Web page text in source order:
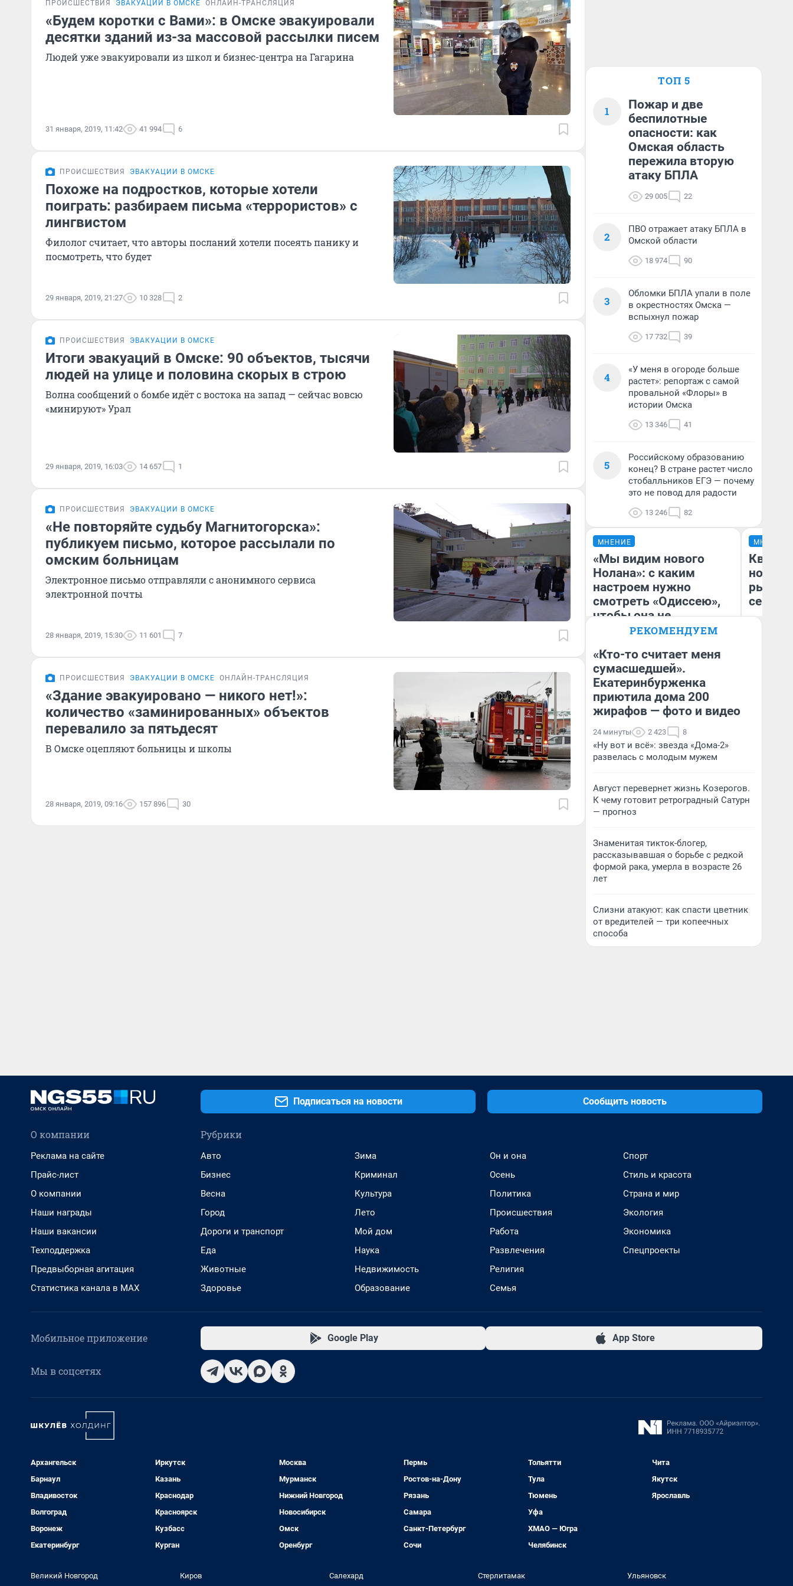
ПРОИСШЕСТВИЯ ЭВАКУАЦИИ В ОМСКЕ ОНЛАЙН-ТРАНСЛЯЦИЯ
«Будем коротки с Вами»: в Омске эвакуировали
десятки зданий из-за массовой рассылки писем
Людей уже эвакуировали из школ и бизнес-центра на Гагарина
31 января, 2019, 11:42 41 994 6
ПРОИСШЕСТВИЯ ЭВАКУАЦИИ В ОМСКЕ
Похоже на подростков, которые хотели
поиграть: разбираем письма «террористов» с
лингвистом
Филолог считает, что авторы посланий хотели посеять панику и
посмотреть, что будет
29 января, 2019, 21:27 10 328 2
ПРОИСШЕСТВИЯ ЭВАКУАЦИИ В ОМСКЕ
Итоги эвакуаций в Омске: 90 объектов, тысячи
людей на улице и половина скорых в строю
Волна сообщений о бомбе идёт с востока на запад — сейчас вовсю
«минируют» Урал
29 января, 2019, 16:03 14 657 1
ПРОИСШЕСТВИЯ ЭВАКУАЦИИ В ОМСКЕ
«Не повторяйте судьбу Магнитогорска»:
публикуем письмо, которое рассылали по
омским больницам
Электронное письмо отправляли с анонимного сервиса
электронной почты
28 января, 2019, 15:30 11 601 7
ПРОИСШЕСТВИЯ ЭВАКУАЦИИ В ОМСКЕ ОНЛАЙН-ТРАНСЛЯЦИЯ
«Здание эвакуировано — никого нет!»:
количество «заминированных» объектов
перевалило за пятьдесят
В Омске оцепляют больницы и школы
28 января, 2019, 09:16 157 896 30
ТОП 5
1
Пожар и две
беспилотные
опасности: как
Омская область
пережила вторую
атаку БПЛА
29 005 22
2
ПВО отражает атаку БПЛА в
Омской области
18 974 90
3
Обломки БПЛА упали в поле
в окрестностях Омска —
вспыхнул пожар
17 732 39
4
«У меня в огороде больше
растет»: репортаж с самой
провальной «Флоры» в
истории Омска
13 346 41
5
Российскому образованию
конец? В стране растет число
стобалльников ЕГЭ — почему
это не повод для радости
13 246 82
МНЕНИЕ
«Мы видим нового
Нолана»: с каким
настроем нужно
смотреть «Одиссею»,
чтобы она не
выглядела как фиаско
Надежда Губарь
МНЕНИЕ
но
рынок
РЕКОМЕНДУЕМ
«Кто-то считает меня
сумасшедшей».
Екатеринбурженка
приютила дома 200
жирафов — фото и видео
24 минуты 2 423 8
«Ну вот и всё»: звезда «Дома-2»
развелась с молодым мужем
Август перевернет жизнь Козерогов.
К чему готовит ретроградный Сатурн
— прогноз
Знаменитая тикток-блогер,
рассказывавшая о борьбе с редкой
формой рака, умерла в возрасте 26
лет
Слизни атакуют: как спасти цветник
от вредителей — три копеечных
способа
Подписаться на новости Сообщить новость
О компании
Реклама на сайте
Прайс-лист
О компании
Наши награды
Наши вакансии
Техподдержка
Предвыборная агитация
Статистика канала в MAX
Рубрики
Авто
Бизнес
Весна
Город
Дороги и транспорт
Еда
Животные
Здоровье
Зима
Криминал
Культура
Лето
Мой дом
Наука
Недвижимость
Образование
Он и она
Осень
Политика
Происшествия
Работа
Развлечения
Религия
Семья
Спорт
Стиль и красота
Страна и мир
Экология
Экономика
Спецпроекты
Мобильное приложение Google Play App Store
Мы в соцсетях
Архангельск
Барнаул
Владивосток
Волгоград
Воронеж
Екатеринбург
Иркутск
Казань
Краснодар
Красноярск
Кузбасс
Курган
Москва
Мурманск
Нижний Новгород
Новосибирск
Омск
Оренбург
Пермь
Ростов-на-Дону
Рязань
Самара
Санкт-Петербург
Сочи
Тольятти
Тула
Тюмень
Уфа
ХМАО — Югра
Челябинск
Чита
Якутск
Ярославль
Великий Новгород Киров Салехард Стерлитамак Ульяновск